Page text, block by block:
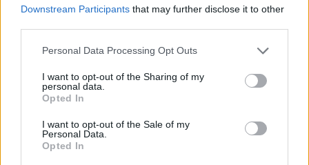
Downstream Participants that may further disclose it to other
Please note that this website/app uses one or more Google
not limited to your visit or usage behaviour. You may click to
grant or deny consent to Google and its third-party tags to
use your data for below specified purposes in below Google
consent section.
Personal Data Processing Opt Outs
I want to opt-out of the Sharing of my
personal data.
Opted In
I want to opt-out of the Sale of my
Personal Data.
Opted In
Clay Virtue de la serie Los 100: quién es y
qué le sucedió
La biografía de Clay Virtue, trabajador que murió…
GENTE